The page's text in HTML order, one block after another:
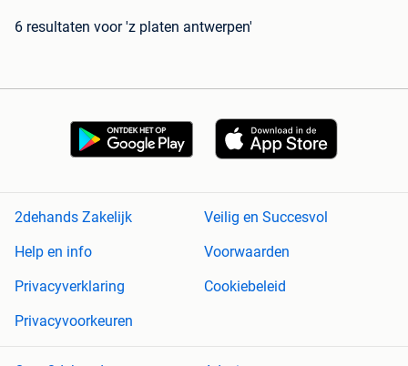
6 resultaten voor 'z platen antwerpen'
2dehands Zakelijk
Veilig en Succesvol
Help en info
Voorwaarden
Privacyverklaring
Cookiebeleid
Privacyvoorkeuren